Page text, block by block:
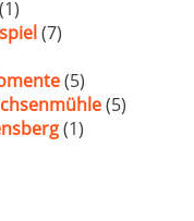
(1)
(7)
(5)
(5)
(1)